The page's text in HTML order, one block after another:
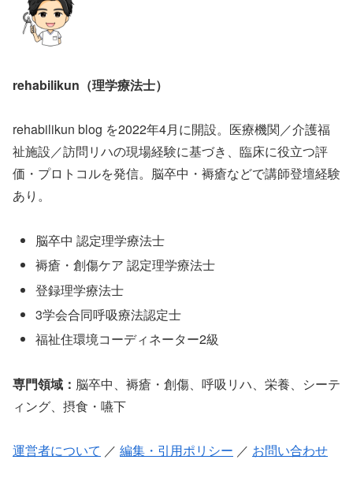
rehabilikun（理学療法士）
rehabilikun blog を2022年4月に開設。医療機関／介護福
祉施設／訪問リハの現場経験に基づき、臨床に役立つ評
価・プロトコルを発信。脳卒中・褥瘡などで講師登壇経験
あり。
脳卒中 認定理学療法士
褥瘡・創傷ケア 認定理学療法士
登録理学療法士
3学会合同呼吸療法認定士
福祉住環境コーディネーター2級
専門領域： 脳卒中、褥瘡・創傷、呼吸リハ、栄養、シーテ
ィング、摂食・嚥下
運営者について ／ 編集・引用ポリシー ／ お問い合わせ